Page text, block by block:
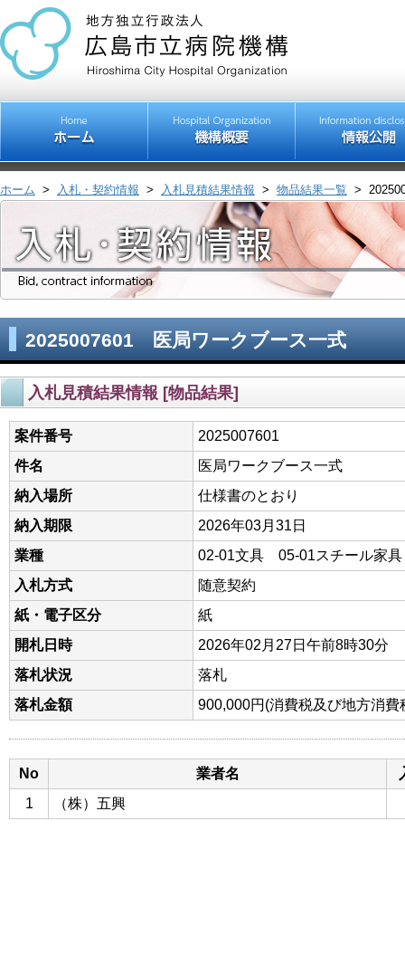
ホーム > 入札・契約情報 > 入札見積結果情報 > 物品結果一覧 >
2025007601 医局ワークブース一式
入札見積結果情報 [物品結果]
案件番号
2025007601
件名
医局ワークブース一式
納入場所
仕様書のとおり
納入期限
2026年03月31日
業種
02-01文具 05-01スチール家具
入札方式
随意契約
紙・電子区分
紙
開札日時
2026年02月27日午前8時30分
落札状況
落札
落札金額
900,000円(消費税及び地方消費
No 業者名
1
（株）五興